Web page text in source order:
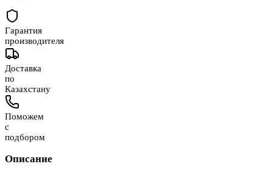
Гарантия
производителя
Доставка
по
Казахстану
Поможем
с
подбором
Описание